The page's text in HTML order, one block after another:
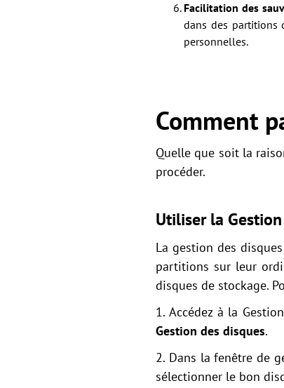
Facilitation des
dans des partitions
personnelles.
Comment
Quelle que soit la
procéder.
Utiliser la
La gestion des
partitions sur leur
disques de stockage.
1. Accédez à la
Gestion des disques.
2. Dans la fenêtre de
sélectionner le bon